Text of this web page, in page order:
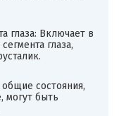
глаза: Включает в
глаза,
состояния,
могут быть